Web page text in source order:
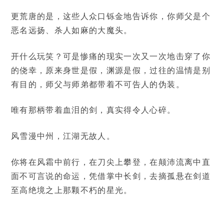
更荒唐的是，这些人众口铄金地告诉你，你师父是个
恶名远扬、杀人如麻的大魔头。
开什么玩笑？可是惨痛的现实一次又一次地击穿了你
的侥幸，原来身世是假，渊源是假，过往的温情是别
有目的，师父与师弟都带着不可告人的伪装。
唯有那柄带着血泪的剑，真实得令人心碎。
风雪漫中州，江湖无故人。
你将在风霜中前行，在刀尖上攀登，在颠沛流离中直
面不可言说的命运，凭借掌中长剑，去摘孤悬在剑道
至高绝境之上那颗不朽的星光。